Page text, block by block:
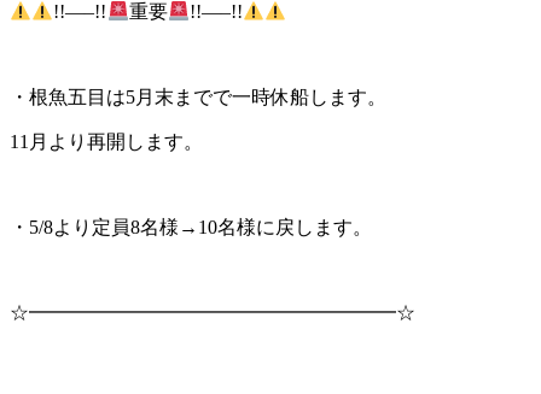
!!—–!! 重要 !!—–!!
・根魚五目は5月末までで一時休船します。
11月より再開します。
・5/8より定員8名様→10名様に戻します。
☆━━━━━━━━━━━━━━━━━━━☆